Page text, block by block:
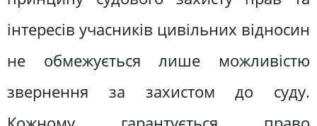
інтересів учасників цивільних відносин
не обмежується лише можливістю
звернення за захистом до суду.